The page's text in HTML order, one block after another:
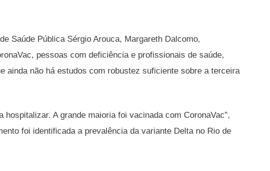
Saúde Pública Sérgio Arouca, Margareth Dalcomo,
pessoas com deficiência e profissionais de saúde,
ainda não há estudos com robustez suficiente sobre a terceira
A grande maioria foi vacinada com CoronaVac”,
foi identificada a prevalência da variante Delta no Rio de